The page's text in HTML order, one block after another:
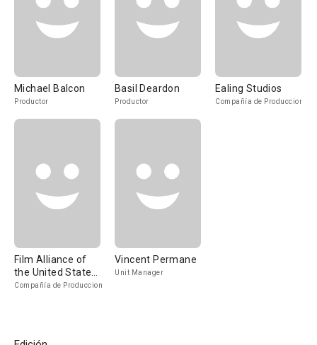
Michael Balcon
Productor
Basil Deardon
Productor
Ealing Studios
Compañía de Produccion
Film Alliance of
the United States
Inc
Compañía de Produccion
Vincent Permane
Unit Manager